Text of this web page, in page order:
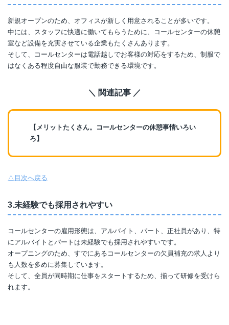
新規オープンのため、オフィスが新しく用意されることが多いです。
中には、スタッフに快適に働いてもらうために、コールセンターの休憩
室など設備を充実させている企業もたくさんあります。
そして、コールセンターは電話越しでお客様の対応をするため、制服で
はなくある程度自由な服装で勤務できる環境です。
＼ 関連記事 ／
【メリットたくさん。コールセンターの休憩事情いろい
ろ】
△目次へ戻る
3.未経験でも採用されやすい
コールセンターの雇用形態は、アルバイト、パート、正社員があり、特
にアルバイトとパートは未経験でも採用されやすいです。
オープニングのため、すでにあるコールセンターの欠員補充の求人より
も人数を多めに募集しています。
そして、全員が同時期に仕事をスタートするため、揃って研修を受けら
れます。